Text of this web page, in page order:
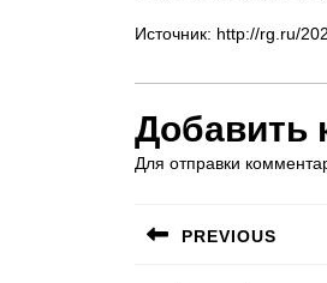
Источник: http://rg.ru/
Добавить
Для отправки
Навигация
PREVIOUS